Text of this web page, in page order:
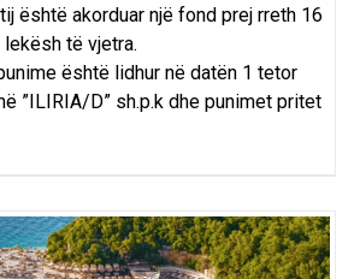
është akorduar një fond prej rreth 16
të vjetra.
është lidhur në datën 1 tetor
”ILIRIA/D” sh.p.k dhe punimet pritet